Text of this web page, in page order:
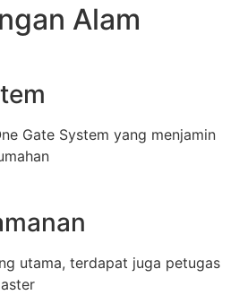
Alam
Gate System yang menjamin
utama, terdapat juga petugas